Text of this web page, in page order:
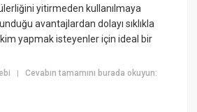
yitirmeden kullanılmaya
avantajlardan dolayı sıklıkla
yapmak isteyenler için ideal bir
|Cevabın tamamını burada okuyun: